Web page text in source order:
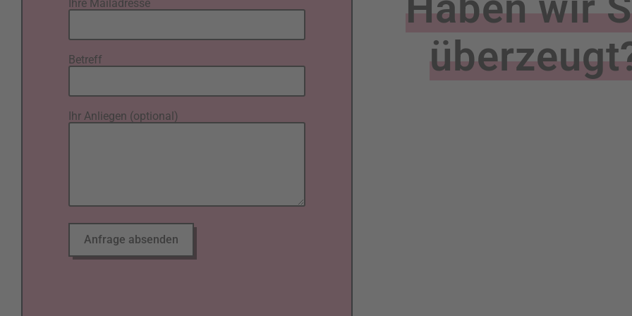
Ihre Mailadresse
Betreff
Ihr Anliegen (optional)